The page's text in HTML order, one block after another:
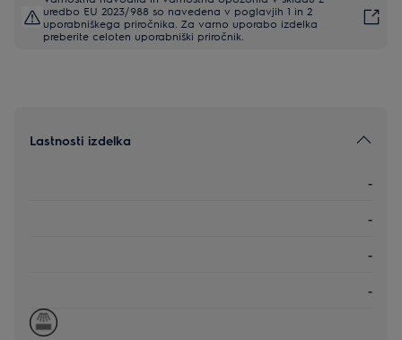
uredbo EU 2023/988 so navedena v poglavjih 1 in 2
uporabniškega priročnika. Za varno uporabo izdelka
preberite celoten uporabniški priročnik.
Lastnosti izdelka
-
-
-
-